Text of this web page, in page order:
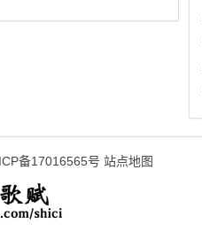
备17016565号 站点地图